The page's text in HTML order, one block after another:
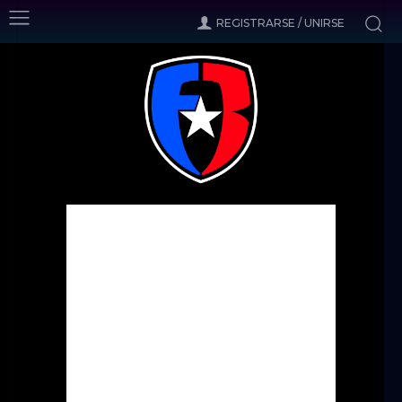
REGISTRARSE / UNIRSE